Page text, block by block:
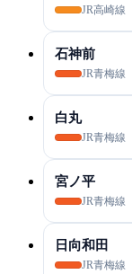
JR高崎線
石神前
JR青梅線
白丸
JR青梅線
宮ノ平
JR青梅線
日向和田
JR青梅線